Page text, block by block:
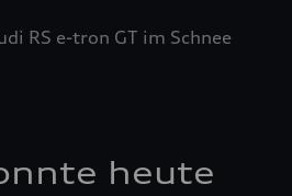
RS e-tron GT im Schnee
heute